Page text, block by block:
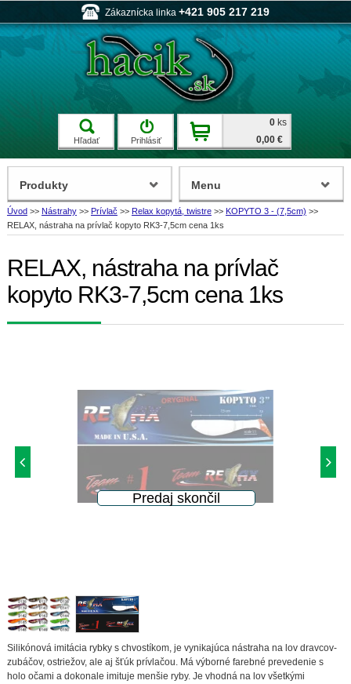
Zákaznícka linka +421 905 217 219
Hľadať Prihlásiť
0 ks
0,00 €
Úvod >> Nástrahy >> Prívlač >> Relax kopytá, twistre >> KOPYTO 3 - (7,5cm) >>
RELAX, nástraha na prívlač kopyto RK3-7,5cm cena 1ks
RELAX, nástraha na prívlač
kopyto RK3-7,5cm cena 1ks
Silikónová imitácia rybky s chvostíkom, je vynikajúca nástraha na lov dravcov-
zubáčov, ostriežov, ale aj šťúk prívlačou. Má výborné farebné prevedenie s
holo očami a dokonale imituje menšie ryby. Je vhodná na lov všetkými
Produkty Menu